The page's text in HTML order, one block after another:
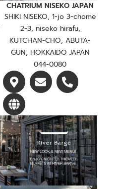
CHATRIUM NISEKO JAPAN
SHIKI NISEKO, 1-jo 3-chome
2-3, niseko hirafu,
KUTCHAN-CHO, ABUTA-
GUN, HOKKAIDO JAPAN
044-0080